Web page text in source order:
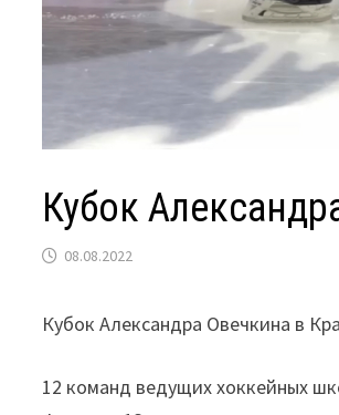
Кубок
08.08.2022
Кубок Александра Овечкина в
12 команд ведущих хоккейных